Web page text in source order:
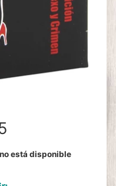
está disponible